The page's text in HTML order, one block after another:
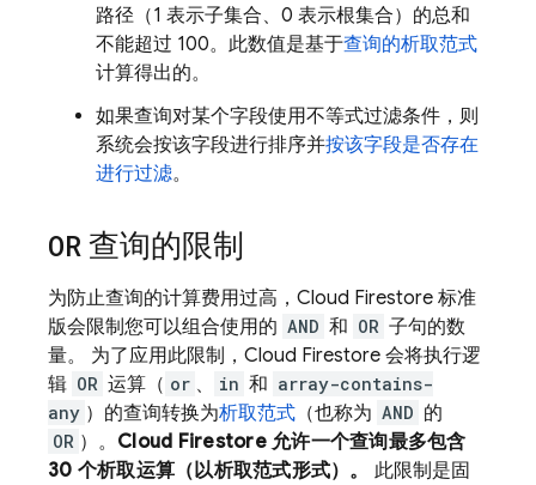
路径（1 表示子集合、0 表示根集合）的总和
不能超过 100。此数值是基于查询的析取范式
计算得出的。
如果查询对某个字段使用不等式过滤条件，则
系统会按该字段进行排序并按该字段是否存在
进行过滤。
OR 查询的限制
为防止查询的计算费用过高， Cloud Firestore 标准
版会限制您可以组合使用的 AND 和 OR 子句的数
量。 为了应用此限制， Cloud Firestore 会将执行逻
辑 OR 运算（ or 、 in 和 array-contains-
any ）的查询转换为析取范式 （也称为 AND 的
OR ）。 Cloud Firestore允许一个查询最多包含
30 个析取运算（以析取范式形式）。
此限制是固